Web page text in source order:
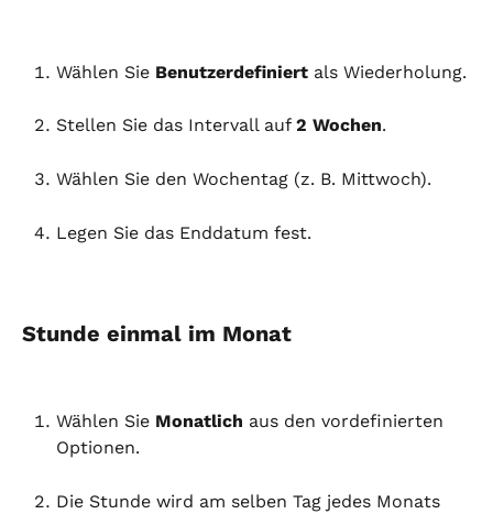
Wählen Sie Benutzerdefiniert als Wiederholung.
Stellen Sie das Intervall auf 2 Wochen.
Wählen Sie den Wochentag (z. B. Mittwoch).
Legen Sie das Enddatum fest.
Stunde einmal im Monat
Wählen Sie Monatlich aus den vordefinierten
Optionen.
Die Stunde wird am selben Tag jedes Monats